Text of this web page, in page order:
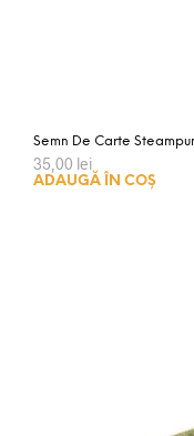
Semn De Carte
35,00 lei
ADAUGĂ ÎN COȘ